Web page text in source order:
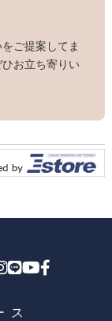
ご提案してま
お立ち寄りい
ス